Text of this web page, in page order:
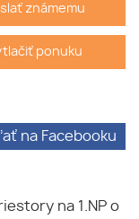
známemu
ponuku
na Facebooku
na 1.NP o